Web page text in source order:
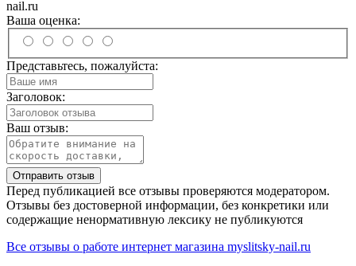
nail.ru
Ваша оценка:
Представьтесь, пожалуйста:
Заголовок:
Ваш отзыв:
Отправить отзыв
Перед публикацией все отзывы проверяются модератором.
Отзывы без достоверной информации, без конкретики или
содержащие ненормативную лексику не публикуются
Все отзывы о работе интернет магазина myslitsky-nail.ru